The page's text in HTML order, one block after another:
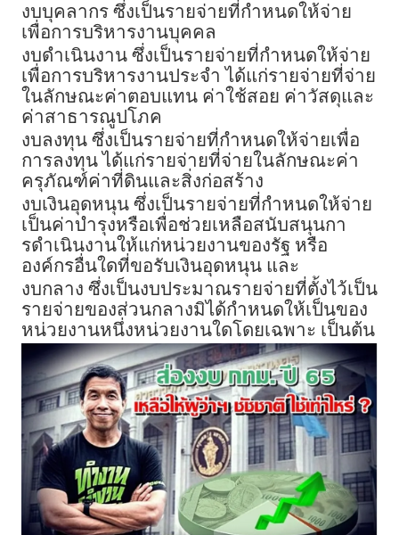
งบบุคลากร ซึ่งเป็นรายจ่ายที่กําหนดให้จ่าย
เพื่อการบริหารงานบุคคล
งบดําเนินงาน ซึ่งเป็นรายจ่ายที่กําหนดให้จ่าย
เพื่อการบริหารงานประจํา ได้แก่รายจ่ายที่จ่าย
ในลักษณะค่าตอบแทน ค่าใช้สอย ค่าวัสดุและ
ค่าสาธารณูปโภค
งบลงทุน ซึ่งเป็นรายจ่ายที่กําหนดให้จ่ายเพื่อ
การลงทุน ได้แก่รายจ่ายที่จ่ายในลักษณะค่า
ครุภัณฑ์ค่าที่ดินและสิ่งก่อสร้าง
งบเงินอุดหนุน ซึ่งเป็นรายจ่ายที่กําหนดให้จ่าย
เป็นค่าบํารุงหรือเพื่อช่วยเหลือสนับสนุนกา
รดําเนินงานให้แก่หน่วยงานของรัฐ หรือ
องค์กรอื่นใดที่ขอรับเงินอุดหนุน และ
งบกลาง ซึ่งเป็นงบประมาณรายจ่ายที่ตั้งไว้เป็น
รายจ่ายของส่วนกลางมิได้กําหนดให้เป็นของ
หน่วยงานหนึ่งหน่วยงานใดโดยเฉพาะ เป็นต้น